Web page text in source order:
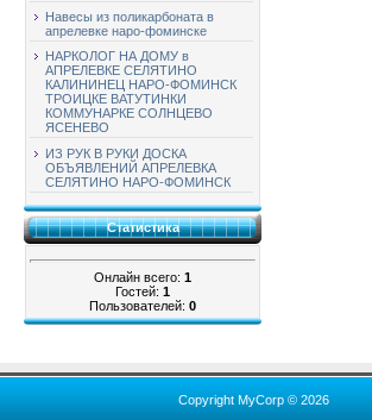
Навесы из поликарбоната в
апрелевке наро-фоминске
НАРКОЛОГ НА ДОМУ в
АПРЕЛЕВКЕ СЕЛЯТИНО
КАЛИНИНЕЦ НАРО-ФОМИНСК
ТРОИЦКЕ ВАТУТИНКИ
КОММУНАРКЕ СОЛНЦЕВО
ЯСЕНЕВО
ИЗ РУК В РУКИ ДОСКА
ОБЪЯВЛЕНИЙ АПРЕЛЕВКА
СЕЛЯТИНО НАРО-ФОМИНСК
Статистика
Онлайн всего: 1
Гостей: 1
Пользователей: 0
Copyright MyCorp © 2026